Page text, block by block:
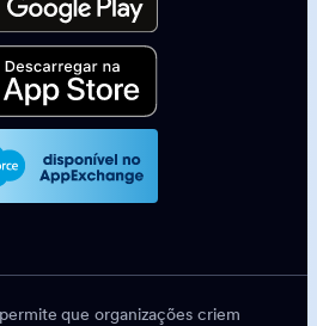
que organizações criem